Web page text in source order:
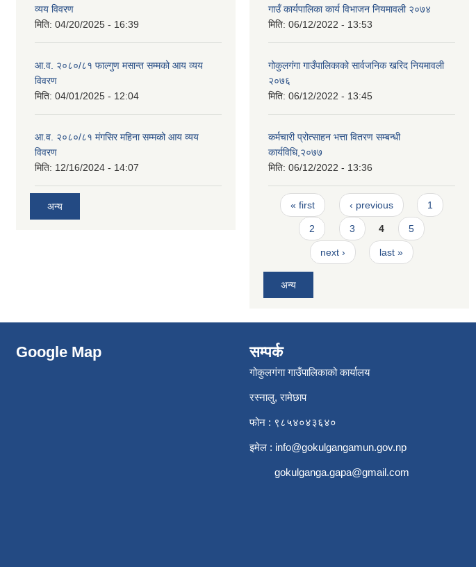
व्यय विवरण
मिति: 04/20/2025 - 16:39
आ.व. २०८०/८१ फाल्गुण मसान्त सम्मको आय व्यय
विवरण
मिति: 04/01/2025 - 12:04
आ.व. २०८०/८१ मंगसिर महिना सम्मको आय व्यय
विवरण
मिति: 12/16/2024 - 14:07
अन्य
गाउँ कार्यपालिका कार्य विभाजन नियमावली २०७४
मिति: 06/12/2022 - 13:53
गोकुलगंगा गाउँपालिकाको सार्वजनिक खरिद नियमावली
२०७६
मिति: 06/12/2022 - 13:45
कर्मचारी प्रोत्साहन भत्ता वितरण सम्बन्धी
कार्यविधि,२०७७
मिति: 06/12/2022 - 13:36
Pages
« first ‹ previous 1
2 3 4 5
next › last »
अन्य
Google Map सम्पर्क
गोकुलगंगा गाउँपालिकाको कार्यालय
रस्नालु, रामेछाप
फोन : ९८५४०४३६४०
इमेल : info@gokulgangamun.gov.np
gokulganga.gapa@gmail.com